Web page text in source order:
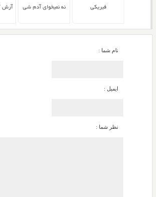
فیریکی نه نمیخوای آدم شی
نام شما :
ایمیل :
نظر شما :